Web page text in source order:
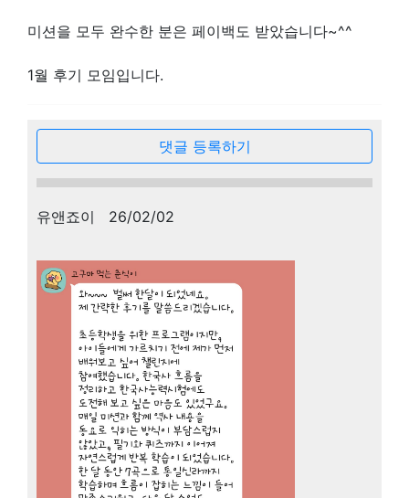
미션을 모두 완수한 분은 페이백도 받았습니다~^^
1월 후기 모임입니다.
댓글 등록하기
유앤죠이 26/02/02